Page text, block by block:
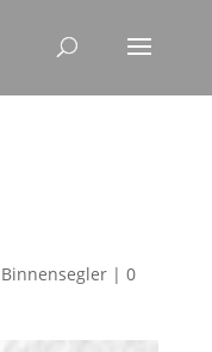
Binnensegler| 0